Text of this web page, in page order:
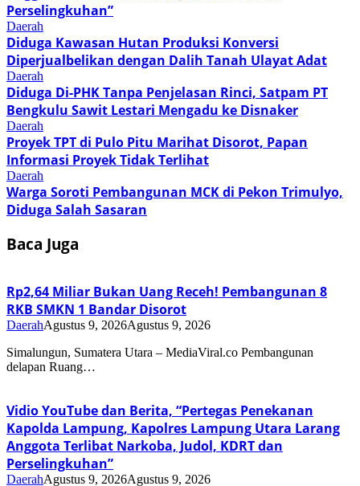
Perselingkuhan”
Daerah
Diduga Kawasan Hutan Produksi Konversi
Diperjualbelikan dengan Dalih Tanah Ulayat Adat
Daerah
Diduga Di-PHK Tanpa Penjelasan Rinci, Satpam PT
Bengkulu Sawit Lestari Mengadu ke Disnaker
Daerah
Proyek TPT di Pulo Pitu Marihat Disorot, Papan
Informasi Proyek Tidak Terlihat
Daerah
Warga Soroti Pembangunan MCK di Pekon Trimulyo,
Diduga Salah Sasaran
Baca Juga
Rp2,64 Miliar Bukan Uang Receh! Pembangunan 8
RKB SMKN 1 Bandar Disorot
DaerahAgustus 9, 2026Agustus 9, 2026
Simalungun, Sumatera Utara – MediaViral.co Pembangunan
delapan Ruang…
Vidio YouTube dan Berita, “Pertegas Penekanan
Kapolda Lampung, Kapolres Lampung Utara Larang
Anggota Terlibat Narkoba, Judol, KDRT dan
Perselingkuhan”
DaerahAgustus 9, 2026Agustus 9, 2026